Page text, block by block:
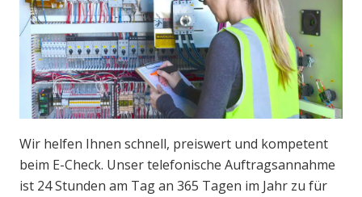
Wir helfen Ihnen schnell, preiswert und kompetent
beim E-Check. Unser telefonische Auftragsannahme
ist 24 Stunden am Tag an 365 Tagen im Jahr zu für